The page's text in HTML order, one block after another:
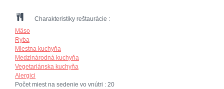
Charakteristiky reštaurácie :
Mäso
Ryba
Miestna kuchyňa
Medzinárodná kuchyňa
Vegetariánska kuchyňa
Alergici
Počet miest na sedenie vo vnútri : 20